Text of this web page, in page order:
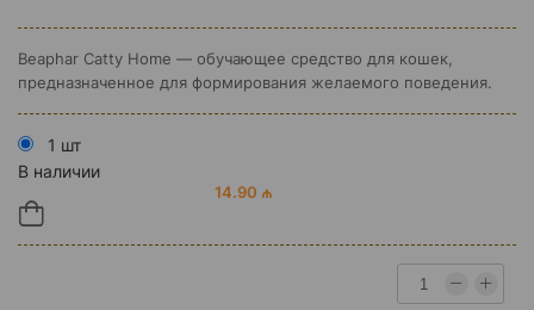
Beaphar Catty Home — обучающее средство для кошек,
предназначенное для формирования желаемого поведения.
1 шт
В наличии
14.90 ₼